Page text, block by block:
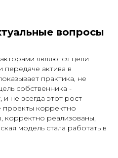
вопросы
являются цели
передаче актива в
практика, не
собственника -
не всегда этот рост
корректно
корректно реализованы,
модель стала работать в